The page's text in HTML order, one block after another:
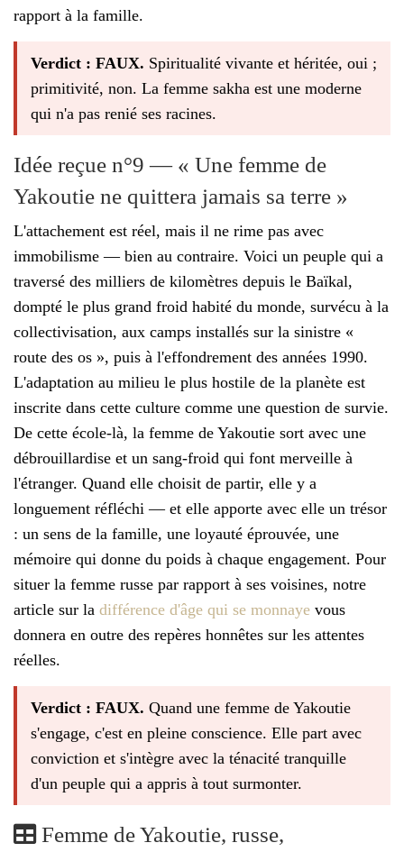
rapport à la famille.
Verdict : FAUX. Spiritualité vivante et héritée, oui ;
primitivité, non. La femme sakha est une moderne
qui n'a pas renié ses racines.
Idée reçue n°9 — « Une femme de
Yakoutie ne quittera jamais sa terre »
L'attachement est réel, mais il ne rime pas avec
immobilisme — bien au contraire. Voici un peuple qui a
traversé des milliers de kilomètres depuis le Baïkal,
dompté le plus grand froid habité du monde, survécu à la
collectivisation, aux camps installés sur la sinistre «
route des os », puis à l'effondrement des années 1990.
L'adaptation au milieu le plus hostile de la planète est
inscrite dans cette culture comme une question de survie.
De cette école-là, la femme de Yakoutie sort avec une
débrouillardise et un sang-froid qui font merveille à
l'étranger. Quand elle choisit de partir, elle y a
longuement réfléchi — et elle apporte avec elle un trésor
: un sens de la famille, une loyauté éprouvée, une
mémoire qui donne du poids à chaque engagement. Pour
situer la femme russe par rapport à ses voisines, notre
article sur la différence d'âge qui se monnaye vous
donnera en outre des repères honnêtes sur les attentes
réelles.
Verdict : FAUX. Quand une femme de Yakoutie
s'engage, c'est en pleine conscience. Elle part avec
conviction et s'intègre avec la ténacité tranquille
d'un peuple qui a appris à tout surmonter.
Femme de Yakoutie, russe,